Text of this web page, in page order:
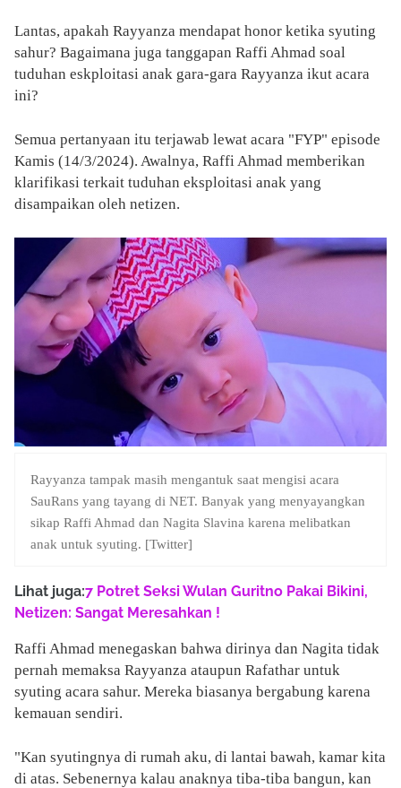
Lantas, apakah Rayyanza mendapat honor ketika syuting
sahur? Bagaimana juga tanggapan Raffi Ahmad soal
tuduhan eskploitasi anak gara-gara Rayyanza ikut acara
ini?
Semua pertanyaan itu terjawab lewat acara "FYP" episode
Kamis (14/3/2024). Awalnya, Raffi Ahmad memberikan
klarifikasi terkait tuduhan eksploitasi anak yang
disampaikan oleh netizen.
Rayyanza tampak masih mengantuk saat mengisi acara
SauRans yang tayang di NET. Banyak yang menyayangkan
sikap Raffi Ahmad dan Nagita Slavina karena melibatkan
anak untuk syuting. [Twitter]
Lihat juga:7 Potret Seksi Wulan Guritno Pakai Bikini,
Netizen: Sangat Meresahkan !
Raffi Ahmad menegaskan bahwa dirinya dan Nagita tidak
pernah memaksa Rayyanza ataupun Rafathar untuk
syuting acara sahur. Mereka biasanya bergabung karena
kemauan sendiri.
"Kan syutingnya di rumah aku, di lantai bawah, kamar kita
di atas. Sebenernya kalau anaknya tiba-tiba bangun, kan